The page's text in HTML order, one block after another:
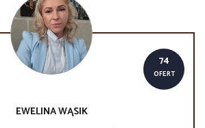
74
OFERT
EWELINAWĄSIK